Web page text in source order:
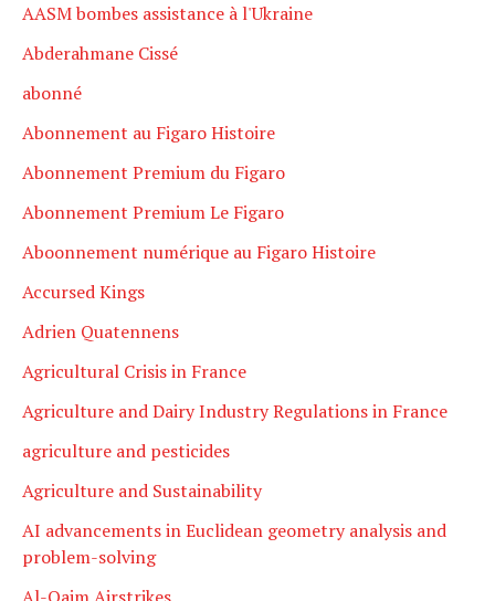
AASM bombes assistance à l'Ukraine
Abderahmane Cissé
abonné
Abonnement au Figaro Histoire
Abonnement Premium du Figaro
Abonnement Premium Le Figaro
Aboonnement numérique au Figaro Histoire
Accursed Kings
Adrien Quatennens
Agricultural Crisis in France
Agriculture and Dairy Industry Regulations in France
agriculture and pesticides
Agriculture and Sustainability
AI advancements in Euclidean geometry analysis and
problem-solving